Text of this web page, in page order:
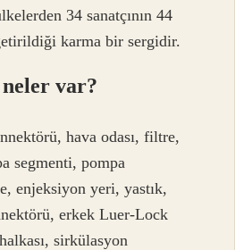
34 sanatçının 44
karma bir sergidir.
var?
hava odası, filtre,
segmenti, pompa
enjeksiyon yeri, yastık,
erkek Luer-Lock
sirkülasyon